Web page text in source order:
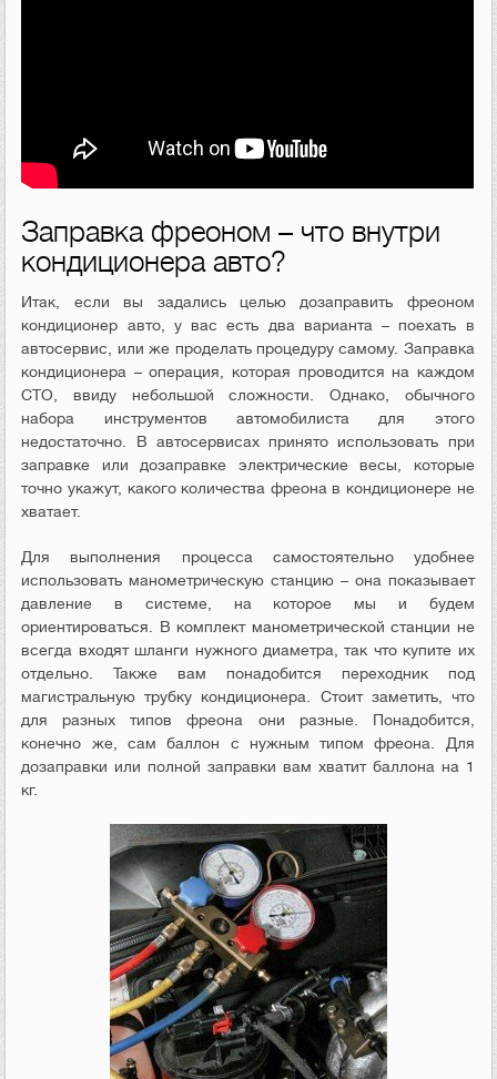
Заправка фреоном – что внутри
кондиционера авто?
Итак, если вы задались целью дозаправить фреоном
кондиционер авто, у вас есть два варианта – поехать в
автосервис, или же проделать процедуру самому. Заправка
кондиционера – операция, которая проводится на каждом
СТО, ввиду небольшой сложности. Однако, обычного
набора инструментов автомобилиста для этого
недостаточно. В автосервисах принято использовать при
заправке или дозаправке электрические весы, которые
точно укажут, какого количества фреона в кондиционере не
хватает.
Для выполнения процесса самостоятельно удобнее
использовать манометрическую станцию – она показывает
давление в системе, на которое мы и будем
ориентироваться. В комплект манометрической станции не
всегда входят шланги нужного диаметра, так что купите их
отдельно. Также вам понадобится переходник под
магистральную трубку кондиционера. Стоит заметить, что
для разных типов фреона они разные. Понадобится,
конечно же, сам баллон с нужным типом фреона. Для
дозаправки или полной заправки вам хватит баллона на 1
кг.